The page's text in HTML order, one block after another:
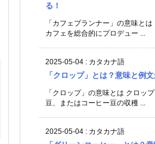
る！
「カフェプランナー」の意味とは
カフェを総合的にプロデュー ...
2025-05-04 : カタカナ語
「クロップ」とは？意味と例
「クロップ」の意味とは クロッ
豆、またはコーヒー豆の収穫 ...
2025-05-04 : カタカナ語